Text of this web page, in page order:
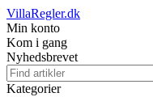
VillaRegler.dk
Min konto
Kom i gang
Nyhedsbrevet
Kategorier